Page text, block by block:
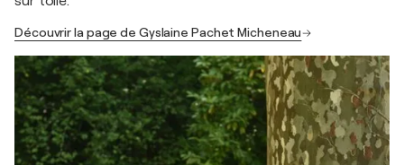
Découvrir la page de Gyslaine Pachet Micheneau